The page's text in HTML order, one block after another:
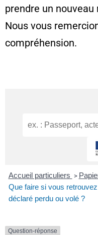
prendre un nouveau
Nous vous
compréhension.
Accueil particuliers >
Que faire si vous
déclaré perdu ou volé ?
Question-réponse